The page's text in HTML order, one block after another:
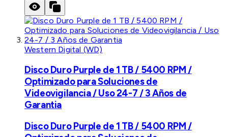
Western Digital (WD)
Disco Duro Purple de 1 TB / 5400 RPM /
Optimizado para Soluciones de
Videovigilancia / Uso 24-7 / 3 Años de
Garantia
Disco Duro Purple de 1 TB / 5400 RPM /